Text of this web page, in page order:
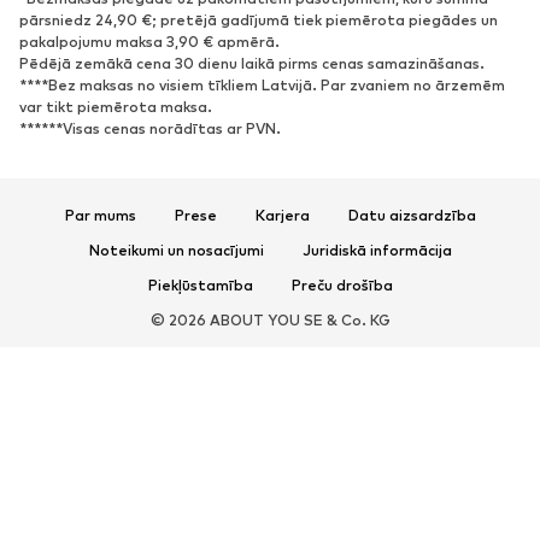
Atvērti apavi
Ekskluzīvi
SPORTS
Sporta apģērbs
AKSESUĀRI
Naģenes un cepures
Somas un mugursomas
pārsniedz 24,90 €; pretējā gadījumā tiek piemērota piegādes un
pakalpojumu maksa 3,90 € apmērā.
Pēdējā zemākā cena 30 dienu laikā pirms cenas samazināšanas.
****Bez maksas no visiem tīkliem Latvijā. Par zvaniem no ārzemēm
var tikt piemērota maksa.
******Visas cenas norādītas ar PVN.
Par mums Prese Karjera
Datu aizsardzība
Noteikumi un nosacījumi
Juridiskā informācija
Piekļūstamība
Preču drošība
© 2026 ABOUT YOU SE & Co. KG